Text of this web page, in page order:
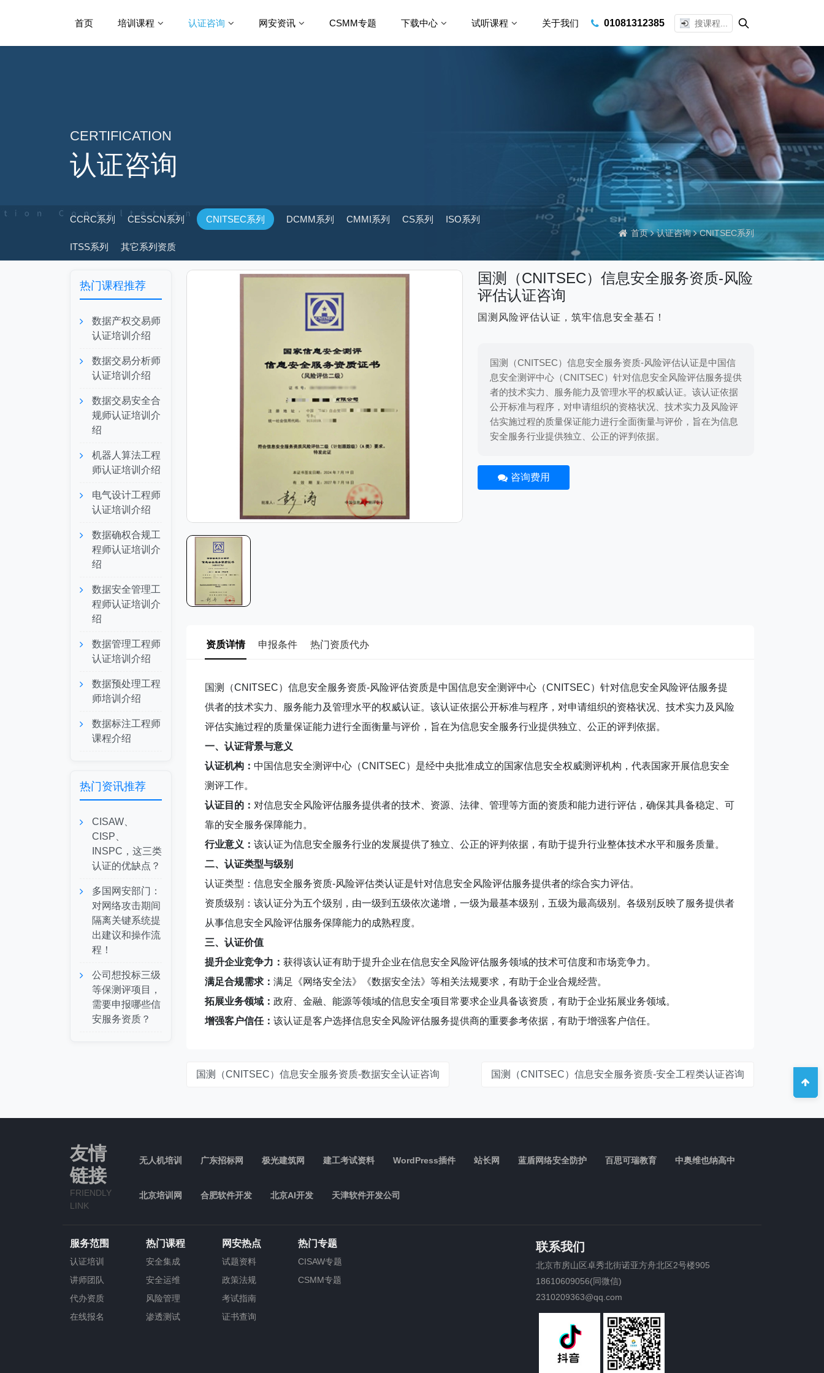
首页 培训课程 认证咨询 网安资讯 CSMM专题 下载中心 试听课程 关于我们 01081312385
CERTIFICATION
认证咨询
CCRC系列 CESSCN系列 CNITSEC系列 DCMM系列 CMMI系列 CS系列 ISO系列
ITSS系列 其它系列资质
首页 认证咨询 CNITSEC系列
热门课程推荐
数据产权交易师
认证培训介绍
数据交易分析师
认证培训介绍
数据交易安全合
规师认证培训介
绍
机器人算法工程
师认证培训介绍
电气设计工程师
认证培训介绍
数据确权合规工
程师认证培训介
绍
数据安全管理工
程师认证培训介
绍
数据管理工程师
认证培训介绍
数据预处理工程
师培训介绍
数据标注工程师
课程介绍
热门资讯推荐
CISAW、
CISP、
INSPC，这三类
认证的优缺点？
多国网安部门：
对网络攻击期间
隔离关键系统提
出建议和操作流
程！
公司想投标三级
等保测评项目，
需要申报哪些信
安服务资质？
国测（CNITSEC）信息安全服务资质-风险
评估认证咨询
国测风险评估认证，筑牢信息安全基石！
国测（CNITSEC）信息安全服务资质-风险评估认证是中国信
息安全测评中心（CNITSEC）针对信息安全风险评估服务提供
者的技术实力、服务能力及管理水平的权威认证。该认证依据
公开标准与程序，对申请组织的资格状况、技术实力及风险评
估实施过程的质量保证能力进行全面衡量与评价，旨在为信息
安全服务行业提供独立、公正的评判依据。
咨询费用
资质详情 申报条件 热门资质代办
国测（CNITSEC）信息安全服务资质-风险评估资质是中国信息安全测评中心（CNITSEC）针对信息安全风险评估服务提
供者的技术实力、服务能力及管理水平的权威认证。该认证依据公开标准与程序，对申请组织的资格状况、技术实力及风险
评估实施过程的质量保证能力进行全面衡量与评价，旨在为信息安全服务行业提供独立、公正的评判依据。
一、认证背景与意义
认证机构： 中国信息安全测评中心（CNITSEC）是经中央批准成立的国家信息安全权威测评机构，代表国家开展信息安全
测评工作。
认证目的： 对信息安全风险评估服务提供者的技术、资源、法律、管理等方面的资质和能力进行评估，确保其具备稳定、可
靠的安全服务保障能力。
行业意义： 该认证为信息安全服务行业的发展提供了独立、公正的评判依据，有助于提升行业整体技术水平和服务质量。
二、认证类型与级别
认证类型：信息安全服务资质-风险评估类认证是针对信息安全风险评估服务提供者的综合实力评估。
资质级别：该认证分为五个级别，由一级到五级依次递增，一级为最基本级别，五级为最高级别。各级别反映了服务提供者
从事信息安全风险评估服务保障能力的成熟程度。
三、认证价值
提升企业竞争力： 获得该认证有助于提升企业在信息安全风险评估服务领域的技术可信度和市场竞争力。
满足合规需求： 满足《网络安全法》《数据安全法》等相关法规要求，有助于企业合规经营。
拓展业务领域： 政府、金融、能源等领域的信息安全项目常要求企业具备该资质，有助于企业拓展业务领域。
增强客户信任： 该认证是客户选择信息安全风险评估服务提供商的重要参考依据，有助于增强客户信任。
国测（CNITSEC）信息安全服务资质-数据安全认证咨询 国测（CNITSEC）信息安全服务资质-安全工程类认证咨询
友情
链接
FRIENDLY
LINK
无人机培训 广东招标网 极光建筑网 建工考试资料 WordPress插件 站长网 蓝盾网络安全防护 百思可瑞教育 中奥维也纳高中
北京培训网 合肥软件开发 北京AI开发 天津软件开发公司
服务范围
认证培训
讲师团队
代办资质
在线报名
热门课程
安全集成
安全运维
风险管理
渗透测试
网安热点
试题资料
政策法规
考试指南
证书查询
热门专题
CISAW专题
CSMM专题
联系我们
北京市房山区卓秀北街诺亚方舟北区2号楼905
18610609056(同微信)
2310209363@qq.com